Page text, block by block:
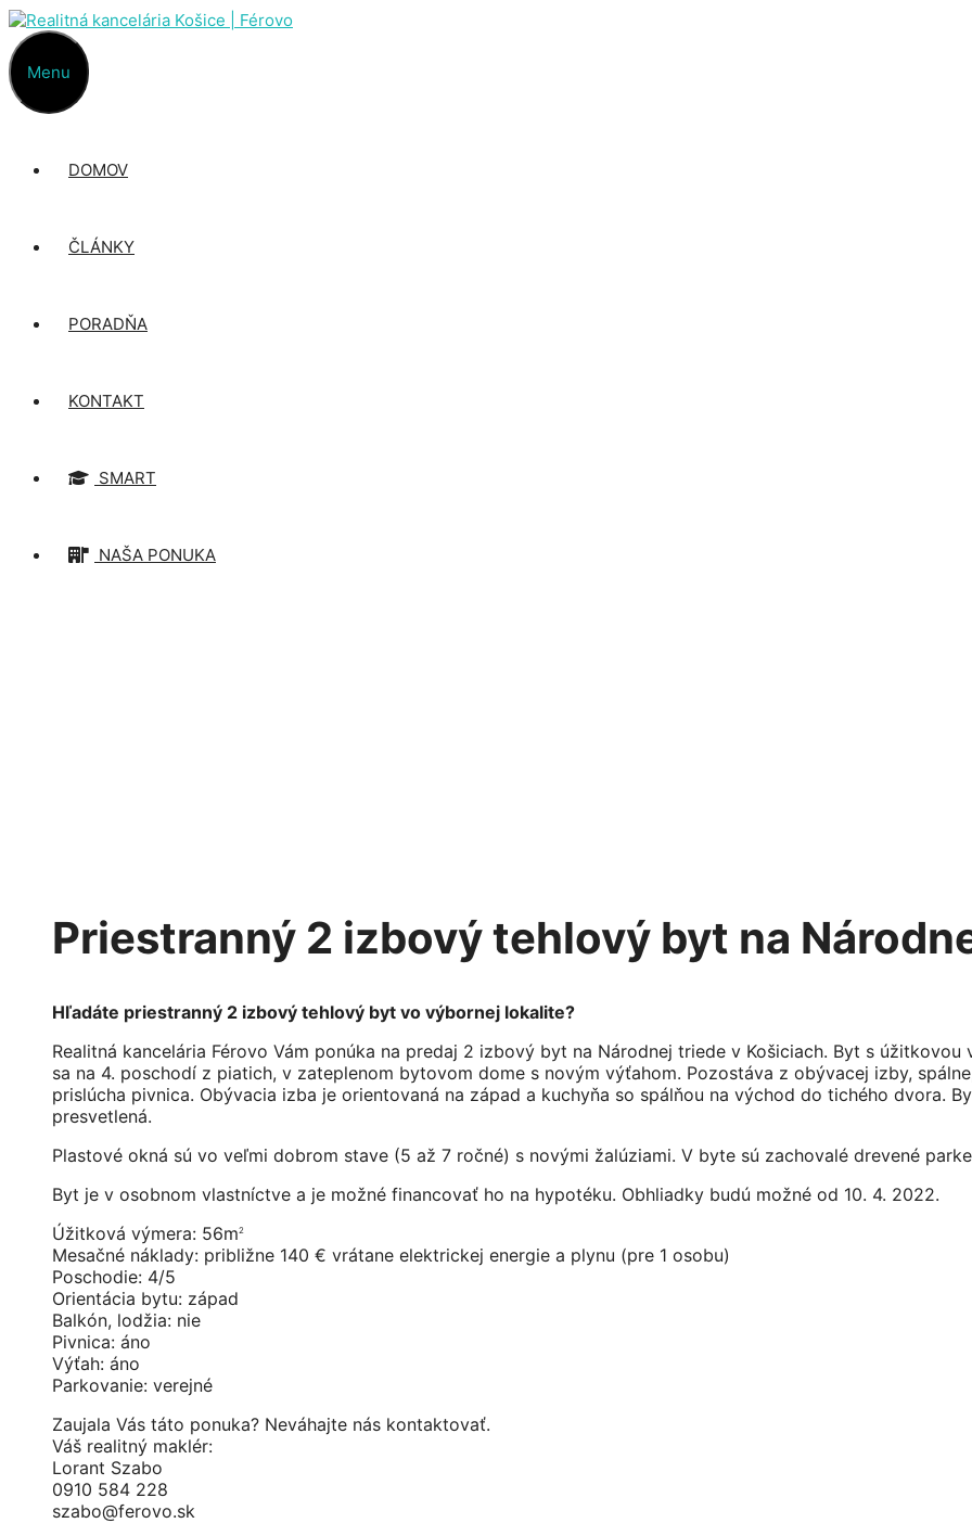
Preskočiť
na
obsahMenu
DOMOV
ČLÁNKY
PORADŇA
KONTAKT
SMART
NAŠA PONUKA
Priestranný 2 izbový tehlový byt na
Hľadáte priestranný 2 izbový tehlový byt vo výbornej lokalite?
Realitná kancelária Férovo Vám ponúka na predaj 2 izbový byt na Národnej triede v Košiciach. Byt s úžitkovou
sa na 4. poschodí z piatich, v zateplenom bytovom dome s novým výťahom. Pozostáva z obývacej izby,
prislúcha pivnica. Obývacia izba je orientovaná na západ a kuchyňa so spálňou na východ do tichého dvora.
presvetlená.
Plastové okná sú vo veľmi dobrom stave (5 až 7 ročné) s novými žalúziami. V byte sú zachovalé drevené
Byt je v osobnom vlastníctve a je možné financovať ho na hypotéku. Obhliadky budú možné od 10. 4. 2022.
Úžitková výmera: 56m2
Mesačné náklady: približne 140 € vrátane elektrickej energie a plynu (pre 1 osobu)
Poschodie: 4/5
Orientácia bytu: západ
Balkón, lodžia: nie
Pivnica: áno
Výťah: áno
Parkovanie: verejné
Zaujala Vás táto ponuka? Neváhajte nás kontaktovať.
Váš realitný maklér:
Lorant Szabo
0910 584 228
szabo@ferovo.sk